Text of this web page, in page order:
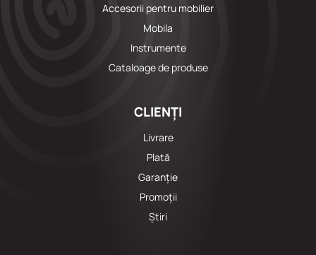
Accesorii pentru mobilier
Mobila
Instrumente
Cataloage de produse
CLIENȚI
Livrare
Plată
Garanție
Promoții
Știri